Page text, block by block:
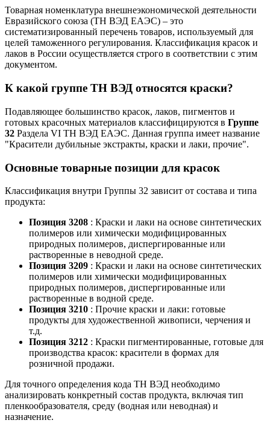
Товарная номенклатура внешнеэкономической деятельности
Евразийского союза (ТН ВЭД ЕАЭС) – это
систематизированный перечень товаров, используемый для
целей таможенного регулирования. Классификация красок и
лаков в России осуществляется строго в соответствии с этим
документом.
К какой группе ТН ВЭД относятся краски?
Подавляющее большинство красок, лаков, пигментов и
готовых красочных материалов классифицируются в Группе
32 Раздела VI ТН ВЭД ЕАЭС. Данная группа имеет название
"Красители дубильные экстракты, краски и лаки, прочие".
Основные товарные позиции для красок
Классификация внутри Группы 32 зависит от состава и типа
продукта:
Позиция 3208 : Краски и лаки на основе синтетических
полимеров или химически модифицированных
природных полимеров, диспергированные или
растворенные в неводной среде.
Позиция 3209 : Краски и лаки на основе синтетических
полимеров или химически модифицированных
природных полимеров, диспергированные или
растворенные в водной среде.
Позиция 3210 : Прочие краски и лаки: готовые
продукты для художественной живописи, черчения и
т.д.
Позиция 3212 : Краски пигментированные, готовые для
производства красок: красители в формах для
розничной продажи.
Для точного определения кода ТН ВЭД необходимо
анализировать конкретный состав продукта, включая тип
пленкообразователя, среду (водная или неводная) и
назначение.